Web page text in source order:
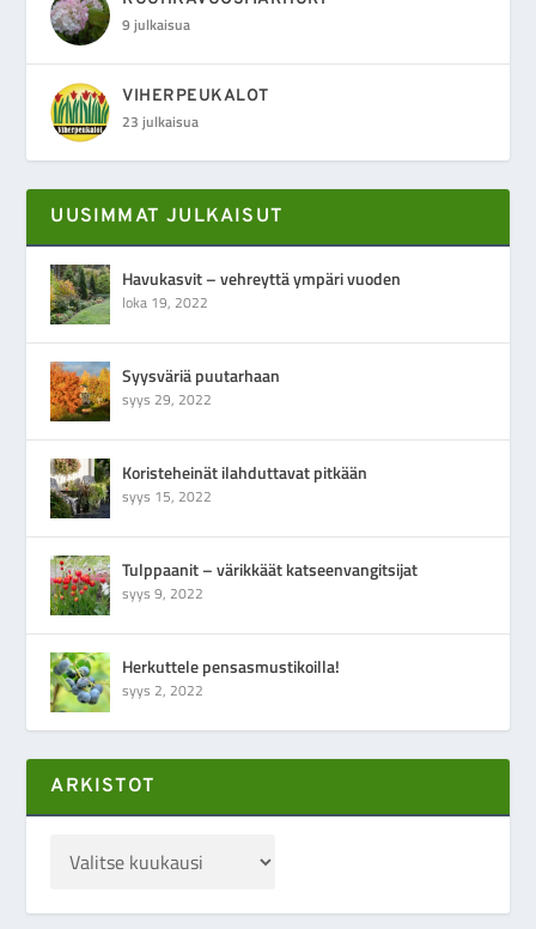
9 julkaisua
VIHERPEUKALOT
23 julkaisua
UUSIMMAT JULKAISUT
Havukasvit – vehreyttä ympäri vuoden
loka 19, 2022
Syysväriä puutarhaan
syys 29, 2022
Koristeheinät ilahduttavat pitkään
syys 15, 2022
Tulppaanit – värikkäät katseenvangitsijat
syys 9, 2022
Herkuttele pensasmustikoilla!
syys 2, 2022
ARKISTOT